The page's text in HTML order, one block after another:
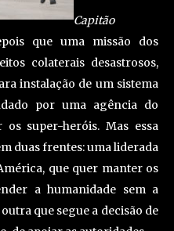
Capitão
que uma missão dos
colaterais desastrosos,
instalação de um sistema
por uma agência do
super-heróis. Mas essa
duas frentes: uma liderada
que quer manter os
a humanidade sem a
que segue a decisão de